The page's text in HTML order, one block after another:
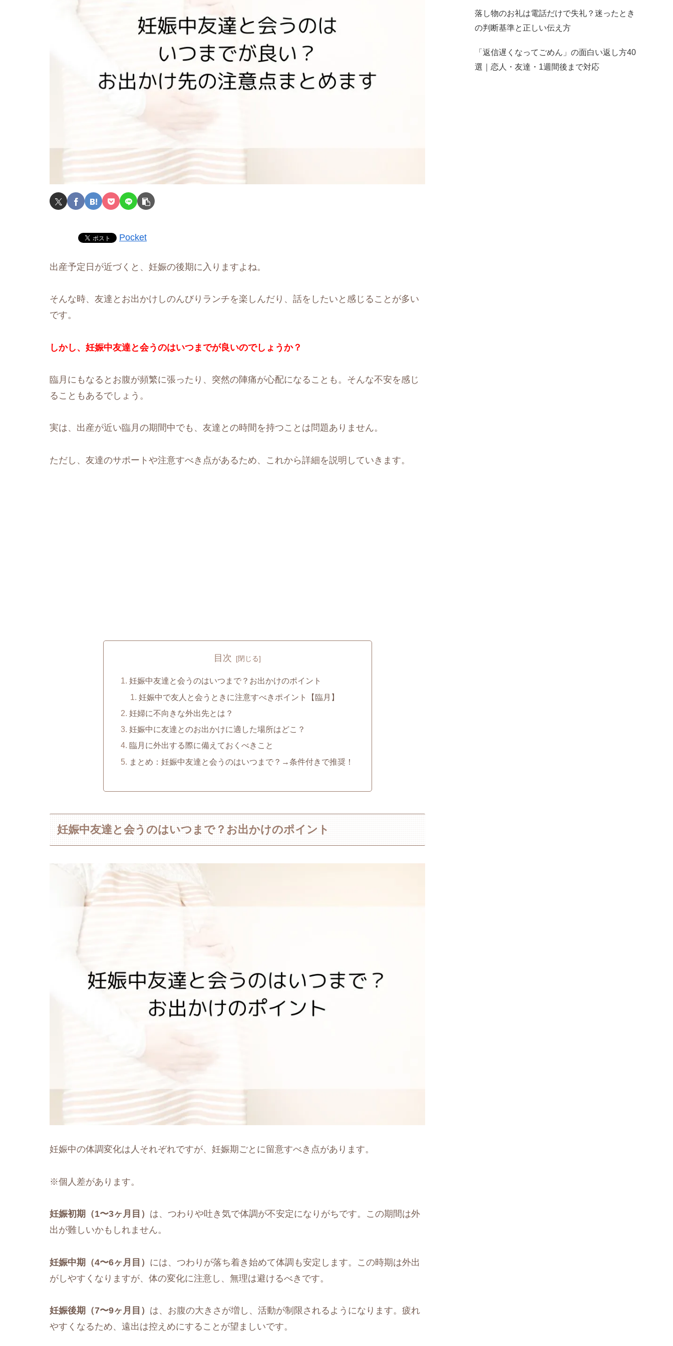
Pocket
出産予定日が近づくと、妊娠の後期に入りますよね。
そんな時、友達とお出かけしのんびりランチを楽しんだり、話をしたいと感じることが多い
です。
しかし、妊娠中友達と会うのはいつまでが良いのでしょうか？
臨月にもなるとお腹が頻繁に張ったり、突然の陣痛が心配になることも。そんな不安を感じ
ることもあるでしょう。
実は、出産が近い臨月の期間中でも、友達との時間を持つことは問題ありません。
ただし、友達のサポートや注意すべき点があるため、これから詳細を説明していきます。
目次
妊娠中友達と会うのはいつまで？お出かけのポイント
妊娠中で友人と会うときに注意すべきポイント【臨月】
妊婦に不向きな外出先とは？
妊娠中に友達とのお出かけに適した場所はどこ？
臨月に外出する際に備えておくべきこと
まとめ：妊娠中友達と会うのはいつまで？→条件付きで推奨！
妊娠中友達と会うのはいつまで？お出かけのポイント
妊娠中の体調変化は人それぞれですが、妊娠期ごとに留意すべき点があります。
※個人差があります。
妊娠初期（1〜3ヶ月目） は、つわりや吐き気で体調が不安定になりがちです。この期間は外
出が難しいかもしれません。
妊娠中期（4〜6ヶ月目） には、つわりが落ち着き始めて体調も安定します。この時期は外出
がしやすくなりますが、体の変化に注意し、無理は避けるべきです。
妊娠後期（7〜9ヶ月目） は、お腹の大きさが増し、活動が制限されるようになります。疲れ
やすくなるため、遠出は控えめにすることが望ましいです。
落し物のお礼は電話だけで失礼？迷ったとき
の判断基準と正しい伝え方
「返信遅くなってごめん」の面白い返し方40
選｜恋人・友達・1週間後まで対応